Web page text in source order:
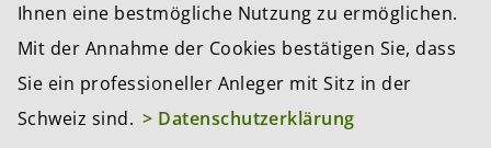
Ihnen eine bestmögliche Nutzung zu ermöglichen.
Mit der Annahme der Cookies bestätigen Sie, dass
Sie ein professioneller Anleger mit Sitz in der
Schweiz sind. > Datenschutzerklärung